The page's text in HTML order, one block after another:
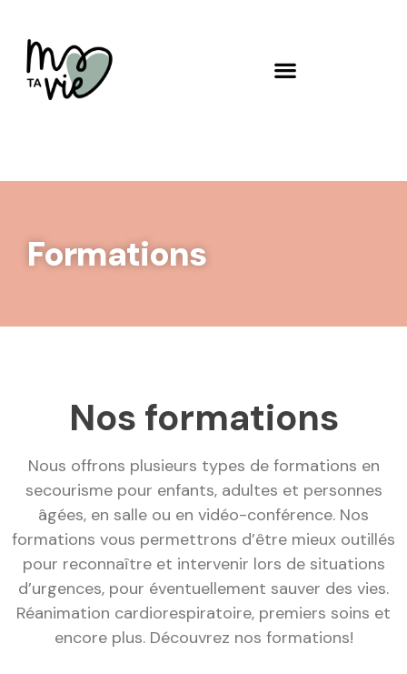
Formations
Nos formations
Nous offrons plusieurs types de formations en
secourisme pour enfants, adultes et personnes
âgées, en salle ou en vidéo-conférence. Nos
formations vous permettrons d’être mieux outillés
pour reconnaître et intervenir lors de situations
d’urgences, pour éventuellement sauver des vies.
Réanimation cardiorespiratoire, premiers soins et
encore plus. Découvrez nos formations!